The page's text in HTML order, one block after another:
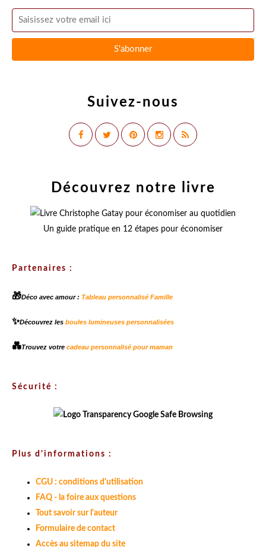
Suivez-nous
Découvrez notre livre
Un guide pratique en 12 étapes pour économiser
Partenaires :
🎁Déco avec amour : Tableau personnalisé Famille
✨Découvrez les boules lumineuses personnalisées
💑Trouvez votre cadeau personnalisé pour maman
Sécurité :
Plus d'informations :
CGU : conditions d'utilisation
FAQ - la foire aux questions
Tout savoir sur l'auteur
Formulaire de contact
Accès au sitemap du site